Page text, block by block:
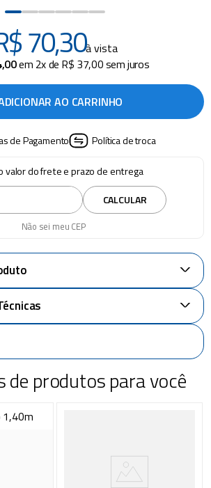
70,30à vista
,00em 2x de R$ 37,00sem juros
AO CARRINHO
de Pagamento Política de troca
valor do frete e prazo de entrega
Não sei meu CEP
CALCULAR
+
+
de produtos para você